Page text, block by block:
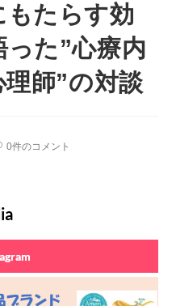
もたらす効
た”心療内
師”の対談
0件のコメント